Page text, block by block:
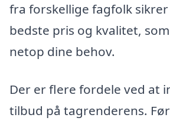
fra forskellige fagfolk
bedste pris og kvalitet,
netop dine behov.
Der er flere fordele ved at
tilbud på tagrenderens.